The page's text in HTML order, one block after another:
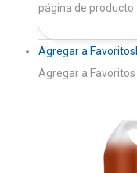
página de producto
Agregar a Favoritos
Agregar a Favoritos